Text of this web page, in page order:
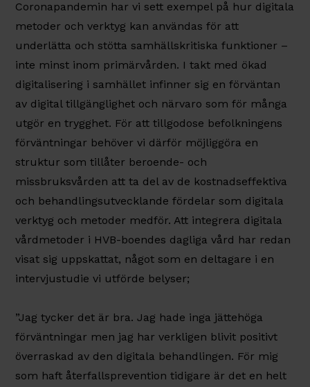
Coronapandemin har vi sett exempel på hur digitala
metoder och verktyg kan användas för att
underlätta och stötta samhällskritiska funktioner –
inte minst inom primärvården. I takt med ökad
digitalisering i samhället infinner sig en förväntan
av digital tillgänglighet och närvaro som för många
utgör en trygghet. För att tillgodose befolkningens
förväntningar behöver vi därför möjliggöra en
struktur som tillåter beroende- och
missbruksvården att ta del av de kostnadseffektiva
och behandlingsutvecklande fördelar som digitala
verktyg och metoder medför. Att integrera digitala
vårdmetoder i HVB-boendes dagliga vård har redan
visat sig uppskattat, något som en deltagare i en
intervjustudie vi utförde belyser;
”Jag tycker det är bra. Jag hade inga jättehöga
förväntningar men jag har verkligen blivit positivt
överraskad av den digitala behandlingen. För mig
som haft återfallsprevention tidigare är det en helt